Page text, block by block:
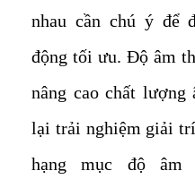
nhau cần chú ý để
động tối ưu. Độ âm
nâng cao chất lượng
lại trải nghiệm giải
hạng mục độ âm